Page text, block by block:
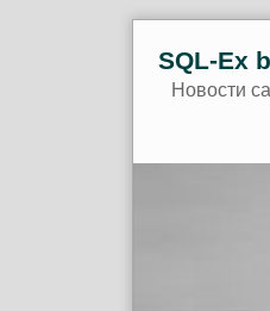
SQL-Ex
Новости